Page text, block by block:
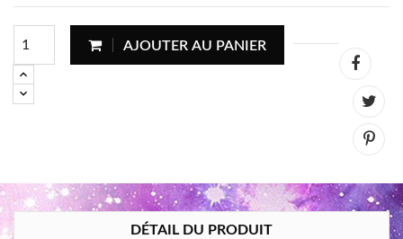
AJOUTER AU PANIER
DÉTAIL DU PRODUIT